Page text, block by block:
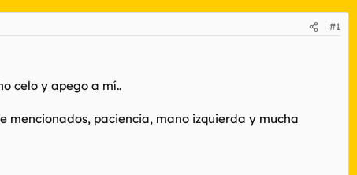
#1
celo y apego a mí..
mencionados, paciencia, mano izquierda y mucha